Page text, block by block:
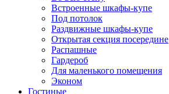
Встроенные шкафы-купе
Под потолок
Раздвижные шкафы-купе
Открытая секция посередине
Распашные
Гардероб
Для маленького помещения
Эконом
Гостиные